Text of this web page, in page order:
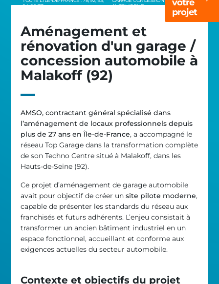
94, 95, 77
AUTOMOBILE
votre
projet
Aménagement et
rénovation d'un garage /
concession automobile à
Malakoff (92)
AMSO, contractant général spécialisé dans
l’aménagement de locaux professionnels depuis
plus de 27 ans en Île-de-France, a accompagné le
réseau Top Garage dans la transformation complète
de son Techno Centre situé à Malakoff, dans les
Hauts-de-Seine (92).
Ce projet d’aménagement de garage automobile
avait pour objectif de créer unsite pilote moderne,
capable de présenter les standards du réseau aux
franchisés et futurs adhérents. L’enjeu consistait à
transformer un ancien bâtiment industriel en un
espace fonctionnel, accueillant et conforme aux
exigences actuelles du secteur automobile.
Contexte et objectifs du projet